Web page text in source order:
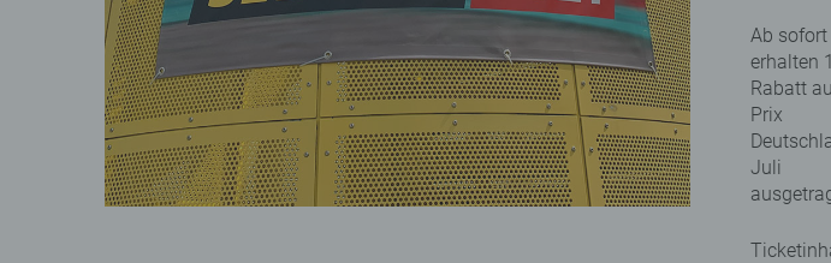
Ab sofort
erhalten
Rabatt
Prix
Juli